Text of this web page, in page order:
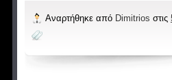
Αναρτήθηκε από Dimitrios στις